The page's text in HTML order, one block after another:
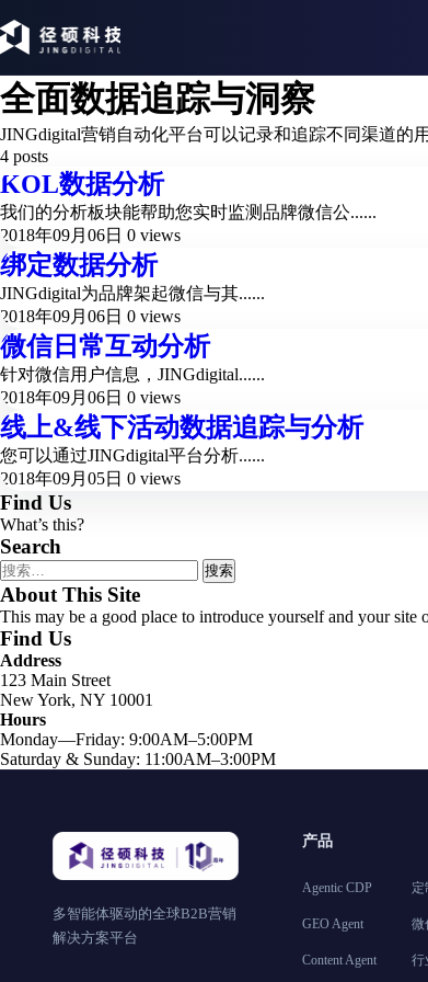
全面数据追踪与洞察
JINGdigital营销自动化平台可以记录和追踪不同渠道的
4 posts
KOL数据分析
我们的分析板块能帮助您实时监测品牌微信公......
2018年09月06日 0 views
绑定数据分析
JINGdigital为品牌架起微信与其......
2018年09月06日 0 views
微信日常互动分析
针对微信用户信息，JINGdigital......
2018年09月06日 0 views
线上&线下活动数据追踪与分析
您可以通过JINGdigital平台分析......
2018年09月05日 0 views
Find Us
What’s this?
Search
搜
索：
About This Site
This may be a good place to introduce yourself and your site
Find Us
Address
123 Main Street
New York, NY 10001
Hours
Monday—Friday: 9:00AM–5:00PM
Saturday & Sunday: 11:00AM–3:00PM
多智能体驱动的全球B2B营销
解决方案平台
产品
Agentic CDP 定
GEO Agent 微
Content Agent 行